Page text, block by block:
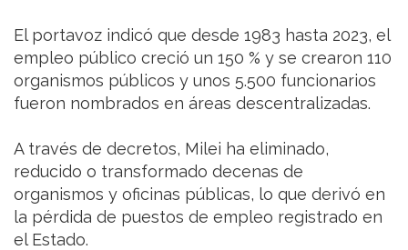
El portavoz indicó que desde 1983 hasta 2023, el
empleo público creció un 150 % y se crearon 110
organismos públicos y unos 5.500 funcionarios
fueron nombrados en áreas descentralizadas.
A través de decretos, Milei ha eliminado,
reducido o transformado decenas de
organismos y oficinas públicas, lo que derivó en
la pérdida de puestos de empleo registrado en
el Estado.